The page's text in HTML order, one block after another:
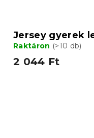
Jersey gyerek
Raktáron (>10 db)
2 044 Ft